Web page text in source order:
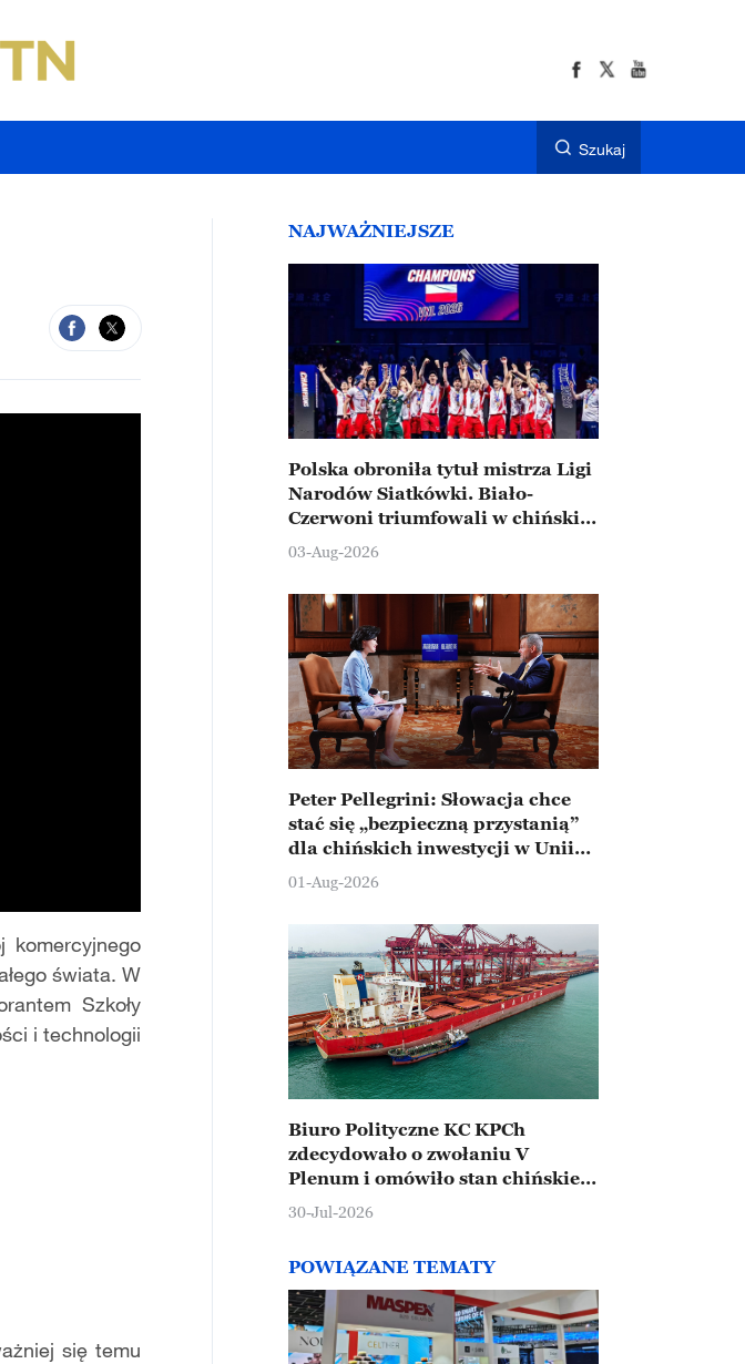
Szukaj
świata. W
Szkoły
i technologii
się temu
NAJWAŻNIEJSZE
Polska obroniła tytuł mistrza Ligi
Narodów Siatkówki. Biało-
Czerwoni triumfowali w chińskim
Ningbo
03-Aug-2026
Peter Pellegrini: Słowacja chce
stać się „bezpieczną przystanią”
dla chińskich inwestycji w Unii
Europejskiej
01-Aug-2026
Biuro Polityczne KC KPCh
zdecydowało o zwołaniu V
Plenum i omówiło stan chińskiej
gospodarki
30-Jul-2026
POWIĄZANE TEMATY